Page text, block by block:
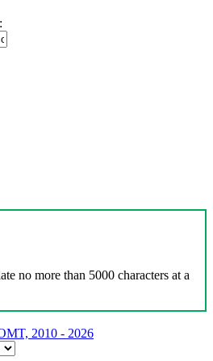
no more than 5000 characters at a
2010 - 2026